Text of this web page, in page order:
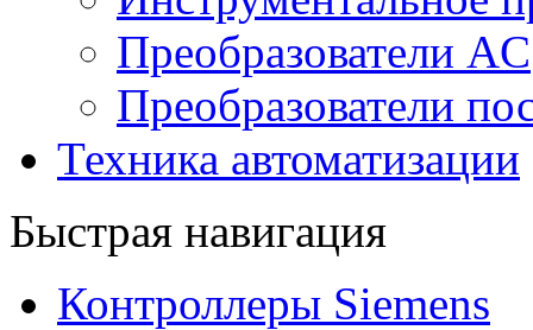
Преобразователи AC
Преобразователи
Техника автоматизации
Быстрая навигация
Контроллеры Siemens